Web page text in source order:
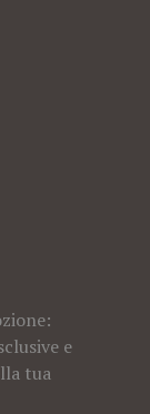
e
tua